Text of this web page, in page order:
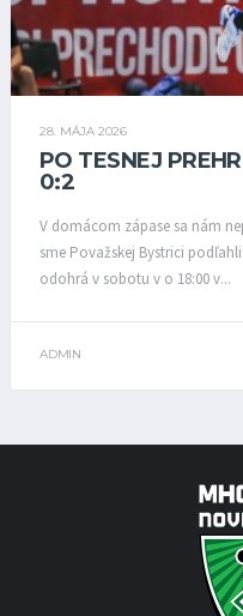
28. MÁJA 2026
PO TESNEJ
0:2
V domácom zápase sa nám
sme Považskej Bystrici
odohrá v sobotu v o 18:00 v...
ADMIN